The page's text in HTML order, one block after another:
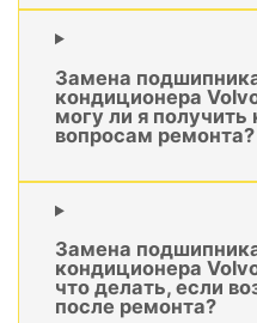
Замена
кондиционера
могу ли я
вопросам ремонта?
Замена
кондиционера
что делать, если
после ремонта?